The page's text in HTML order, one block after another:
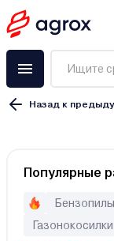
Назад к
Популярные
Бензопилы
Газонокосилки